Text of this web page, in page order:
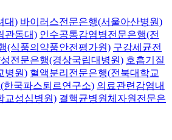
대) 바이러스전문은행(서울아산병원)
관동대) 인수공통감염병전문은행(전
(식품의약품안전평가원) 구강세균전
전문은행(경상국립대병원) 호흡기질
병원) 혈액분리전문은행(전북대학교
한국파스퇴르연구소) 의료관련감염내
교성심병원) 결핵균병원체자원전문은